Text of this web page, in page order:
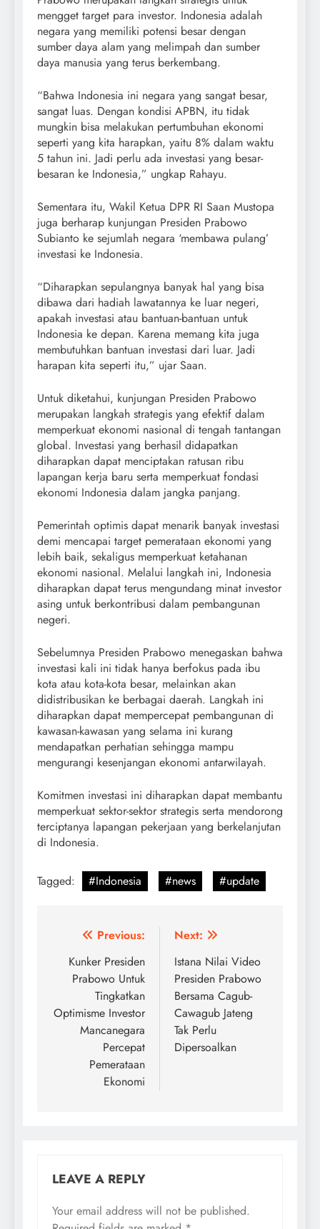
mengget target para investor. Indonesia adalah
negara yang memiliki potensi besar dengan
sumber daya alam yang melimpah dan sumber
daya manusia yang terus berkembang.
“Bahwa Indonesia ini negara yang sangat besar,
sangat luas. Dengan kondisi APBN, itu tidak
mungkin bisa melakukan pertumbuhan ekonomi
seperti yang kita harapkan, yaitu 8% dalam waktu
5 tahun ini. Jadi perlu ada investasi yang besar-
besaran ke Indonesia,” ungkap Rahayu.
Sementara itu, Wakil Ketua DPR RI Saan Mustopa
juga berharap kunjungan Presiden Prabowo
Subianto ke sejumlah negara ‘membawa pulang’
investasi ke Indonesia.
“Diharapkan sepulangnya banyak hal yang bisa
dibawa dari hadiah lawatannya ke luar negeri,
apakah investasi atau bantuan-bantuan untuk
Indonesia ke depan. Karena memang kita juga
membutuhkan bantuan investasi dari luar. Jadi
harapan kita seperti itu,” ujar Saan.
Untuk diketahui, kunjungan Presiden Prabowo
merupakan langkah strategis yang efektif dalam
memperkuat ekonomi nasional di tengah tantangan
global. Investasi yang berhasil didapatkan
diharapkan dapat menciptakan ratusan ribu
lapangan kerja baru serta memperkuat fondasi
ekonomi Indonesia dalam jangka panjang.
Pemerintah optimis dapat menarik banyak investasi
demi mencapai target pemerataan ekonomi yang
lebih baik, sekaligus memperkuat ketahanan
ekonomi nasional. Melalui langkah ini, Indonesia
diharapkan dapat terus mengundang minat investor
asing untuk berkontribusi dalam pembangunan
negeri.
Sebelumnya Presiden Prabowo menegaskan bahwa
investasi kali ini tidak hanya berfokus pada ibu
kota atau kota-kota besar, melainkan akan
didistribusikan ke berbagai daerah. Langkah ini
diharapkan dapat mempercepat pembangunan di
kawasan-kawasan yang selama ini kurang
mendapatkan perhatian sehingga mampu
mengurangi kesenjangan ekonomi antarwilayah.
Komitmen investasi ini diharapkan dapat membantu
memperkuat sektor-sektor strategis serta mendorong
terciptanya lapangan pekerjaan yang berkelanjutan
di Indonesia.
Tagged: #Indonesia #news #update
Post
navigation
Previous:
Kunker Presiden
Prabowo Untuk
Tingkatkan
Optimisme Investor
Mancanegara
Percepat
Pemerataan
Ekonomi
Next:
Istana Nilai Video
Presiden Prabowo
Bersama Cagub-
Cawagub Jateng
Tak Perlu
Dipersoalkan
LEAVE A REPLY
Your email address will not be published.